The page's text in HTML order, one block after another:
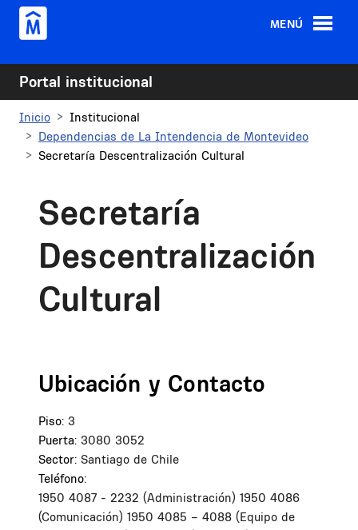
Pasar al contenido principal
MENÚ
Portal institucional
Inicio
Institucional
Dependencias de La Intendencia de Montevideo
Secretaría Descentralización Cultural
Secretaría
Descentralización
Cultural
Ubicación y Contacto
Piso: 3
Puerta: 3080 3052
Sector: Santiago de Chile
Teléfono:
1950 4087 - 2232 (Administración) 1950 4086
(Comunicación) 1950 4085 – 4088 (Equipo de